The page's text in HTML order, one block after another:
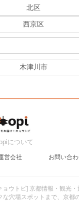
北区
西京区
木津川市
について
営会社 お問い合
ョウトピ] 京都情報・観光
な穴場スポットまで、京都